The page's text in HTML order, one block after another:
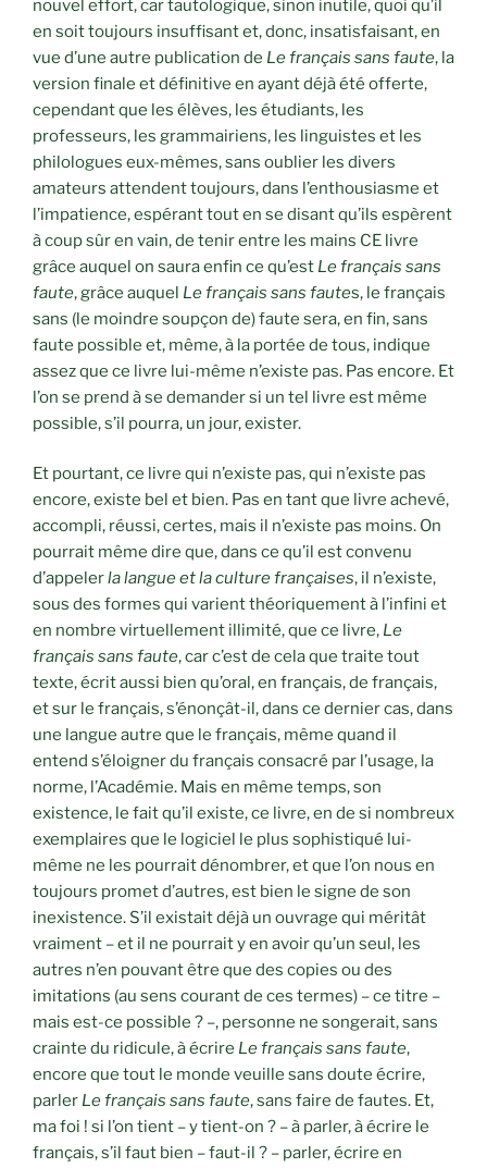
nouvel effort, car tautologique, sinon inutile, quoi qu’il
en soit toujours insuffisant et, donc, insatisfaisant, en
vue d’une autre publication de Le français sans faute, la
version finale et définitive en ayant déjà été offerte,
cependant que les élèves, les étudiants, les
professeurs, les grammairiens, les linguistes et les
philologues eux-mêmes, sans oublier les divers
amateurs attendent toujours, dans l’enthousiasme et
l’impatience, espérant tout en se disant qu’ils espèrent
à coup sûr en vain, de tenir entre les mains CE livre
grâce auquel on saura enfin ce qu’est Le français sans
faute, grâce auquel Le français sans fautes, le français
sans (le moindre soupçon de) faute sera, en fin, sans
faute possible et, même, à la portée de tous, indique
assez que ce livre lui-même n’existe pas. Pas encore. Et
l’on se prend à se demander si un tel livre est même
possible, s’il pourra, un jour, exister.
Et pourtant, ce livre qui n’existe pas, qui n’existe pas
encore, existe bel et bien. Pas en tant que livre achevé,
accompli, réussi, certes, mais il n’existe pas moins. On
pourrait même dire que, dans ce qu’il est convenu
d’appelerla langue et la culture françaises, il n’existe,
sous des formes qui varient théoriquement à l’infini et
en nombre virtuellement illimité, que ce livre, Le
français sans faute, car c’est de cela que traite tout
texte, écrit aussi bien qu’oral, en français, de français,
et sur le français, s’énonçât-il, dans ce dernier cas, dans
une langue autre que le français, même quand il
entend s’éloigner du français consacré par l’usage, la
norme, l’Académie. Mais en même temps, son
existence, le fait qu’il existe, ce livre, en de si nombreux
exemplaires que le logiciel le plus sophistiqué lui-
même ne les pourrait dénombrer, et que l’on nous en
toujours promet d’autres, est bien le signe de son
inexistence. S’il existait déjà un ouvrage qui méritât
vraiment – et il ne pourrait y en avoir qu’un seul, les
autres n’en pouvant être que des copies ou des
imitations (au sens courant de ces termes) – ce titre –
mais est-ce possible ? –, personne ne songerait, sans
crainte du ridicule, à écrire Le français sans faute,
encore que tout le monde veuille sans doute écrire,
parler Le français sans faute, sans faire de fautes. Et,
ma foi ! si l’on tient – y tient-on ? – à parler, à écrire le
français, s’il faut bien – faut-il ? – parler, écrire en